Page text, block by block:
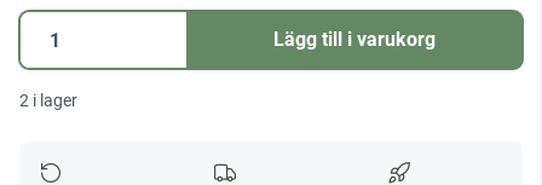
Styrskena
mängd
Lägg till i varukorg
2 i lager